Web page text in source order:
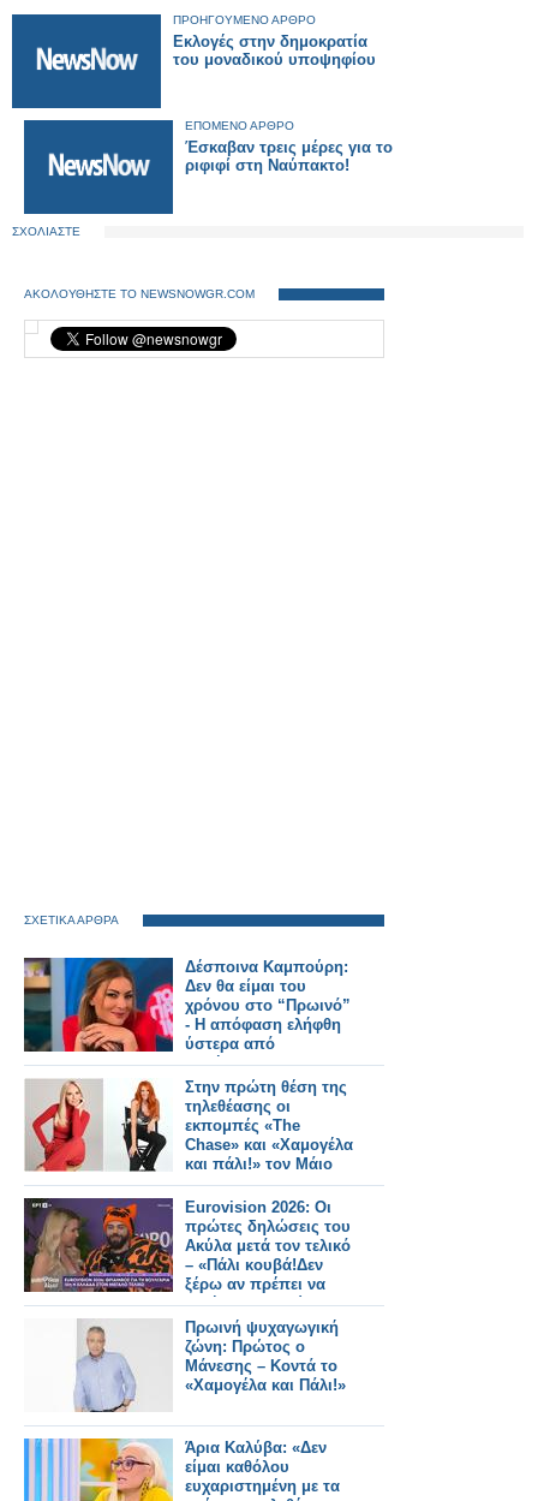
ΠΡΟΗΓΟΥΜΕΝΟ ΑΡΘΡΟ
Εκλογές στην δημοκρατία
του μοναδικού υποψηφίου
ΕΠΟΜΕΝΟ ΑΡΘΡΟ
Έσκαβαν τρεις μέρες για το
ριφιφί στη Ναύπακτο!
ΣΧΟΛΙΑΣΤΕ
ΑΚΟΛΟΥΘΗΣΤΕ ΤΟ NEWSNOWGR.COM
ΣΧΕΤΙΚΑ ΑΡΘΡΑ
Δέσποινα Καμπούρη:
Δεν θα είμαι του
χρόνου στο “Πρωινό”
- Η απόφαση ελήφθη
ύστερα από
συζήτηση με το
κανάλι
Στην πρώτη θέση της
τηλεθέασης οι
εκπομπές «The
Chase» και «Χαμογέλα
και πάλι!» τον Μάιο
Eurovision 2026: Οι
πρώτες δηλώσεις του
Ακύλα μετά τον τελικό
– «Πάλι κουβά!Δεν
ξέρω αν πρέπει να
ζητήσω συγγνώμη»
Πρωινή ψυχαγωγική
ζώνη: Πρώτος ο
Μάνεσης – Κοντά το
«Χαμογέλα και Πάλι!»
Άρια Καλύβα: «Δεν
είμαι καθόλου
ευχαριστημένη με τα